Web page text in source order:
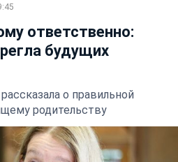
ответственно:
будущих
о правильной
родительству